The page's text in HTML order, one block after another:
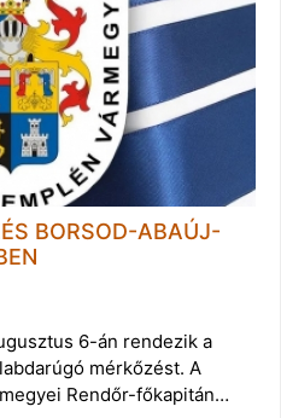
BORSOD-ABAÚJ-
6-án rendezik a
mérkőzést. A
Rendőr-főkapitán…